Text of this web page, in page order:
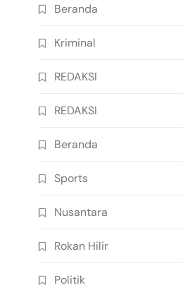
Beranda
Kriminal
REDAKSI
REDAKSI
Beranda
Sports
Nusantara
Rokan Hilir
Politik